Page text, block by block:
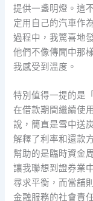
提供一盞明燈。這
定用自己的汽車作
過程中，我驚喜地
他們不像傳聞中那
我感受到溫度。
特別值得一提的是「
在借款期間繼續使
說，簡直是雪中送
解釋了利率和還款
幫助的是臨時資金
讓我聯想到證券業
尋求平衡，而當舖
金融服務的社會責